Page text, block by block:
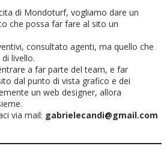
di Mondoturf, vogliamo dare un
che possa far fare al sito un
consultato agenti, ma quello che
livello.
a far parte del team, e far
dal punto di vista grafico e dei
un web designer, allora
via mail: gabrielecandi@gmail.com